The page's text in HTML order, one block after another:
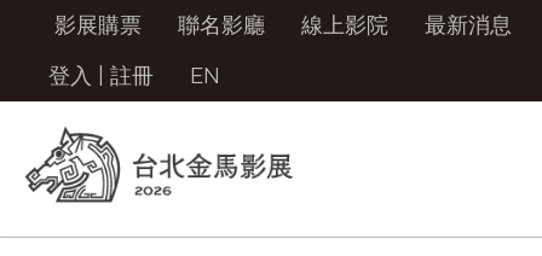
影展購票 聯名影廳 線上影院
最新消息
登入
註冊 EN